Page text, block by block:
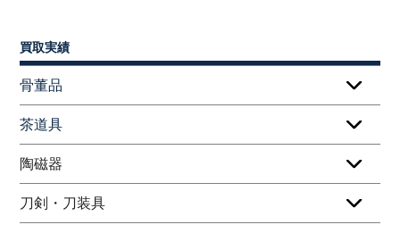
買取実績
骨董品
茶道具
陶磁器
刀剣・刀装具